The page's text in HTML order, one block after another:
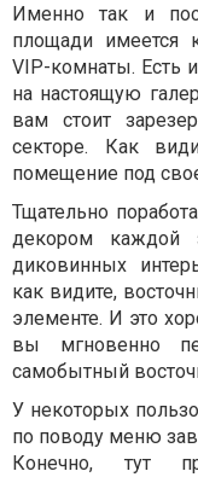
Именно так и
площади имеется
VIP-комнаты. Есть
на настоящую
вам стоит
секторе. Как
помещение под
Тщательно
декором каждой
диковинных
как видите,
элементе. И это
вы мгновенно
самобытный
У некоторых
по поводу меню
Конечно, тут